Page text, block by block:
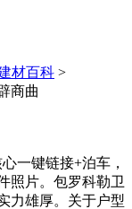
材百科 >
商曲
一键链接+泊车，
照片。包罗科勒卫
力雄厚。关于户型